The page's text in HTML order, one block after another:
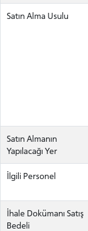
Satın Alma Usulu
Satın Almanın
Yapılacağı Yer
İlgili Personel
İhale Dokümanı Satış
Bedeli